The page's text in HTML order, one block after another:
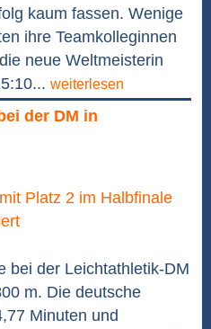
kaum fassen. Wenige
ihre Teamkolleginnen
neue Weltmeisterin
weiterlesen
der DM in
bei der Leichtathletik-DM
m. Die deutsche
Minuten und